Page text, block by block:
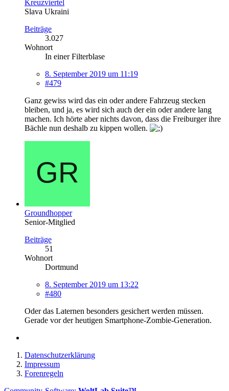
Kreuzviertel
Slava Ukraini
Beiträge
3.027
Wohnort
In einer Filterblase
8. September 2019 um 11:19
#479
Ganz gewiss wird das ein oder andere Fahrzeug stecken
bleiben, und ja, es wird sich auch der ein oder andere lang
machen. Ich hörte aber nichts davon, dass die Freiburger ihre
Bächle nun deshalb zu kippen wollen.
Groundhopper
Senior-Mitglied
Beiträge
51
Wohnort
Dortmund
8. September 2019 um 13:22
#480
Oder das Laternen besonders gesichert werden müssen.
Gerade vor der heutigen Smartphone-Zombie-Generation.
Datenschutzerklärung
Impressum
Forenregeln